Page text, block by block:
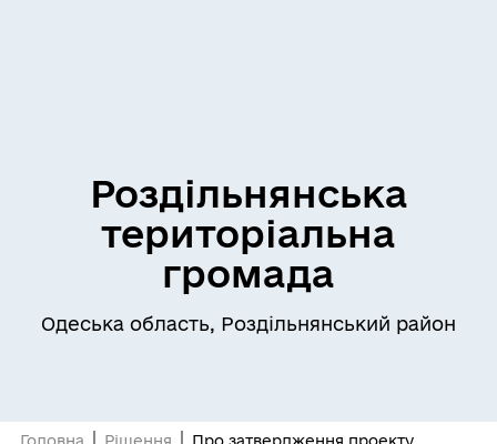
Роздільнянська
територіальна
громада
Одеська область, Роздільнянський район
Головна Рішення
Про затвердження проекту